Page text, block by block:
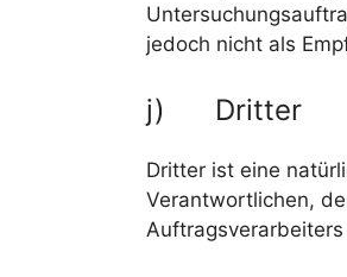
jedoch nicht als
j) Dritter
Dritter ist eine
Verantwortlichen,